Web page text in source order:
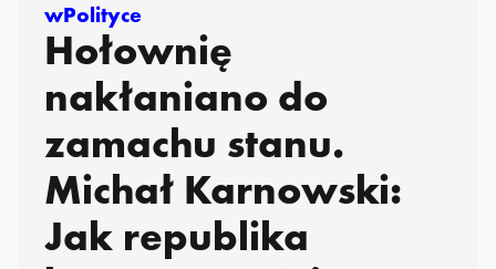
wPolityce
Hołownię
nakłaniano do
zamachu stanu.
Michał Karnowski:
Jak republika